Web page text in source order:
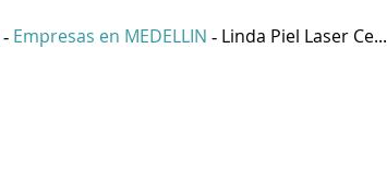
- Empresas en MEDELLIN - Linda Piel Laser Ce...